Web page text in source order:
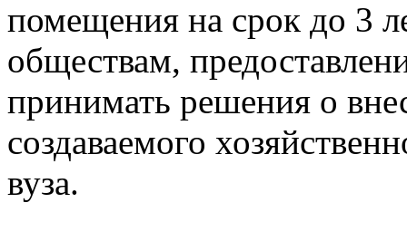
помещения на срок до 3
обществам,
принимать решения о
создаваемого
вуза.